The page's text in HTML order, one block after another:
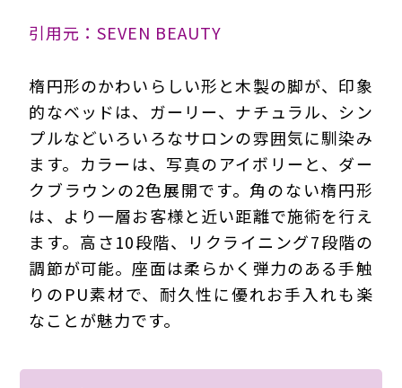
引用元：SEVEN BEAUTY
楕円形のかわいらしい形と木製の脚が、印象
的なベッドは、ガーリー、ナチュラル、シン
プルなどいろいろなサロンの雰囲気に馴染み
ます。カラーは、写真のアイボリーと、ダー
クブラウンの2色展開です。角のない楕円形
は、より一層お客様と近い距離で施術を行え
ます。高さ10段階、リクライニング7段階の
調節が可能。座面は柔らかく弾力のある手触
りのPU素材で、耐久性に優れお手入れも楽
なことが魅力です。